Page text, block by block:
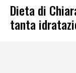
Dieta di
tanta